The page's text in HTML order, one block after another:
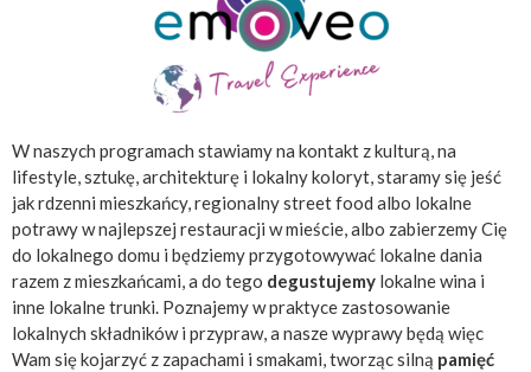
W naszych programach stawiamy na kontakt z kulturą, na
lifestyle, sztukę, architekturę i lokalny koloryt, staramy się jeść
jak rdzenni mieszkańcy, regionalny street food albo lokalne
potrawy w najlepszej restauracji w mieście, albo zabierzemy Cię
do lokalnego domu i będziemy przygotowywać lokalne dania
razem z mieszkańcami, a do tego degustujemy lokalne wina i
inne lokalne trunki. Poznajemy w praktyce zastosowanie
lokalnych składników i przypraw, a nasze wyprawy będą więc
Wam się kojarzyć z zapachami i smakami, tworząc silną pamięć